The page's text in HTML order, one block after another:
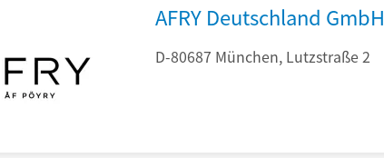
AFRY Deutschland GmbH
D-80687 München, Lutzstraße 2